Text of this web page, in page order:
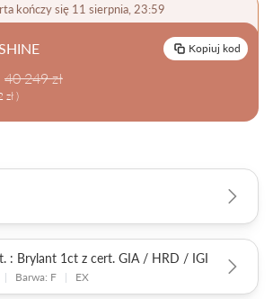
kończy się 11 sierpnia, 23:59
Kopiuj kod
40 249 zł
)
: Brylant 1ct z cert. GIA / HRD / IGI
| Barwa: F | EX